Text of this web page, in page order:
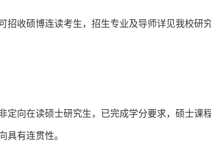
招收硕博连读考生，招生专业及导师详见我校研
定向在读硕士研究生，已完成学分要求，硕士课
具有连贯性。